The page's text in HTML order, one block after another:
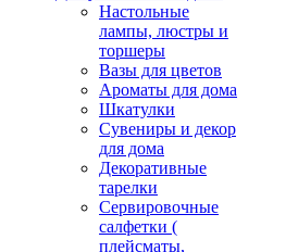
Настольные
лампы, люстры и
торшеры
Вазы для цветов
Ароматы для дома
Шкатулки
Сувениры и декор
для дома
Декоративные
тарелки
Сервировочные
салфетки (
плейсматы,